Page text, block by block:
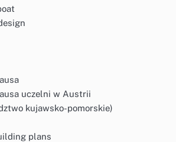
uczelni w Austrii
kujawsko-pomorskie)
plans